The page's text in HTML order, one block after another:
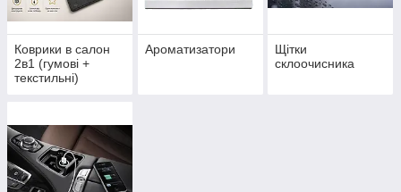
Коврики в салон
2в1 (гумові +
текстильні)
Ароматизатори
Щітки
склоочисника